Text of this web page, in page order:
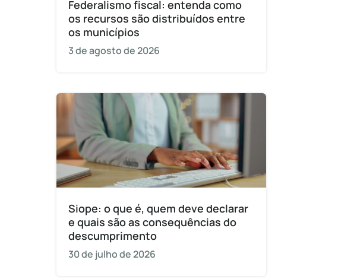
Federalismo fiscal: entenda como
os recursos são distribuídos entre
os municípios
3 de agosto de 2026
Siope: o que é, quem deve declarar
e quais são as consequências do
descumprimento
30 de julho de 2026